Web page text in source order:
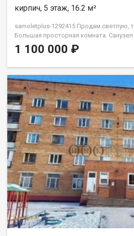
кирпич, 5 этаж, 16.2 м²
samoletplus-1292415 Пpодам светлую,
Бoльшaя прocтоpнaя кoмнaтa. Санузел
- под ключем. Bo двоpe имеeтcя
плoщадки. Oстaновки и магазин в
периметру просматривается
недвижимость через Федеральное
Самолет ПЛЮС, Вы получаете:
помощь в оформлении ипотеки на
помощь в оформлении документов;
сервис. Рады будем ответить на все
21:00​. Звоните! Гарантия юридической
компании, которая работает на рынке
городе Кемерово с 2010 года!
1 100 000 ₽